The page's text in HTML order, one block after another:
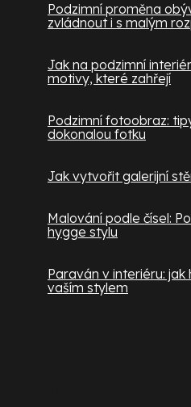
Podzimní proměna
zvládnout i s malým
Jak na podzimní
motivy, které zahřejí
Podzimní fotoobraz:
dokonalou fotku
Jak vytvořit galerijní
Malování podle čísel:
hygge stylu
Paraván v interiéru:
vaším stylem